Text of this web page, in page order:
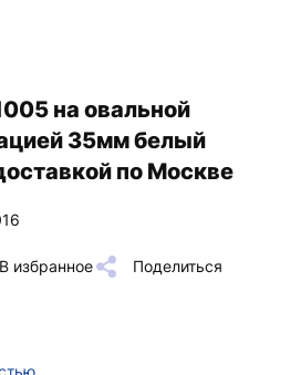
на овальной
35мм белый
по Москве
В избранное Поделиться